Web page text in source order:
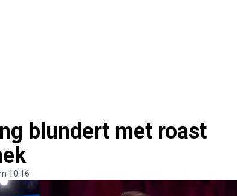
blundert met roast
10:16